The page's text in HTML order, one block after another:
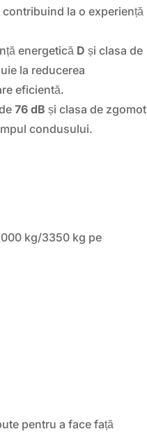
la o experiență
energetică D și clasa de
la reducerea
eficientă.
76 dB și clasa de zgomot
condusului.
kg/3350 kg pe
pentru a face față